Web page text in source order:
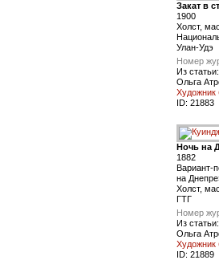
Закат в
1900
Холст,
Улан-Удэ
Номер
Из статьи:
Ольга
Художник
ID: 21883
Ночь на
1882
Вариант-
на
Холст,
ГТГ
Номер
Из статьи:
Ольга
Художник
ID: 21889